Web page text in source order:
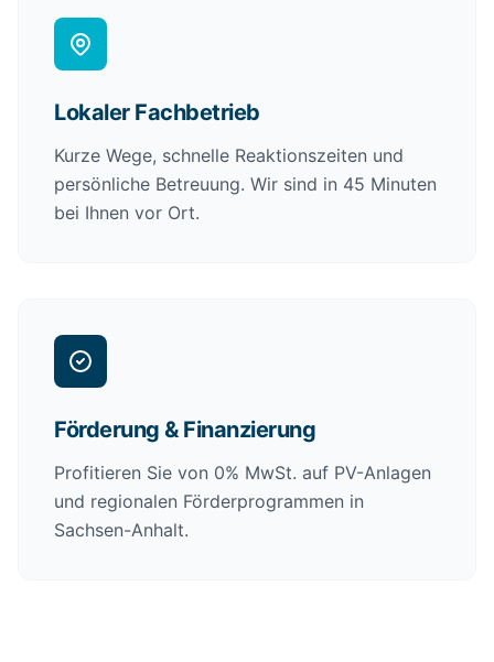
Lokaler Fachbetrieb
Kurze Wege, schnelle Reaktionszeiten und
persönliche Betreuung. Wir sind in 45 Minuten
bei Ihnen vor Ort.
Förderung & Finanzierung
Profitieren Sie von 0% MwSt. auf PV-Anlagen
und regionalen Förderprogrammen in
Sachsen-Anhalt.